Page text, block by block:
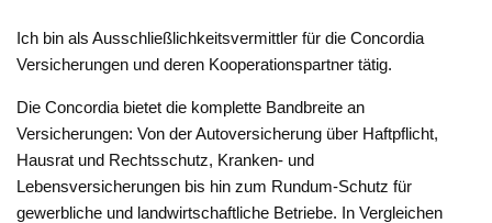
Ich bin als Ausschließlichkeitsvermittler für die Concordia
Versicherungen und deren Kooperationspartner tätig.
Die Concordia bietet die komplette Bandbreite an
Versicherungen: Von der Autoversicherung über Haftpflicht,
Hausrat und Rechtsschutz, Kranken- und
Lebensversicherungen bis hin zum Rundum-Schutz für
gewerbliche und landwirtschaftliche Betriebe. In Vergleichen